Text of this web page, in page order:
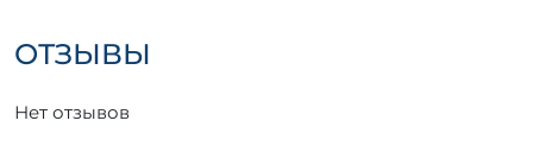
ОТЗЫВЫ
Нет отзывов